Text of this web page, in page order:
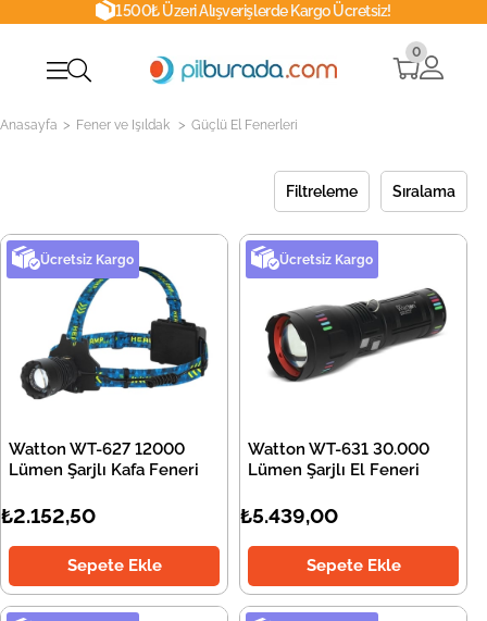
1500₺ Üzeri Alışverişlerde Kargo Ücretsiz!
0
Anasayfa > Fener ve Işıldak > Güçlü El Fenerleri
Filtreleme Sıralama
Ücretsiz Kargo
Watton WT-627 12000
Lümen Şarjlı Kafa Feneri
₺2.152,50
Sepete Ekle
Ücretsiz Kargo
Watton WT-631 30.000
Lümen Şarjlı El Feneri
₺5.439,00
Sepete Ekle